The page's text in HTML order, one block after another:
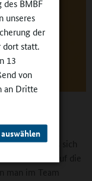
BMBF
unseres
der
statt.
13
von
an Dritte
sind
gehört, dass sich
Feedback auf die
im Team